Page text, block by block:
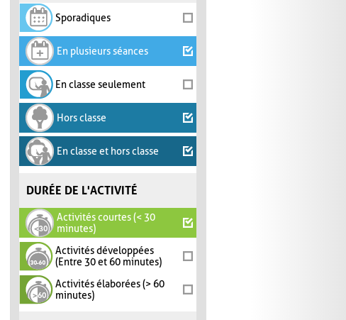
Sporadiques
En plusieurs séances
En classe seulement
Hors classe
En classe et hors classe
DURÉE DE L'ACTIVITÉ
Activités courtes (< 30
minutes)
Activités développées
(Entre 30 et 60 minutes)
Activités élaborées (> 60
minutes)